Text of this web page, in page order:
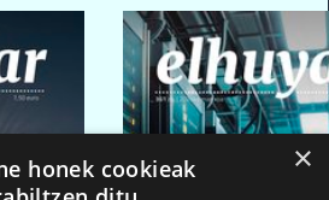
×
honek cookieak